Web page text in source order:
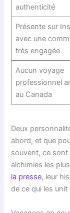
authenticité
Présente sur
avec une
très engagée
Aucun voyage
professionnel
au Canada
Deux
abord, et que
souvent, ce sont
alchimies les
la presse, leur
de ce qui les